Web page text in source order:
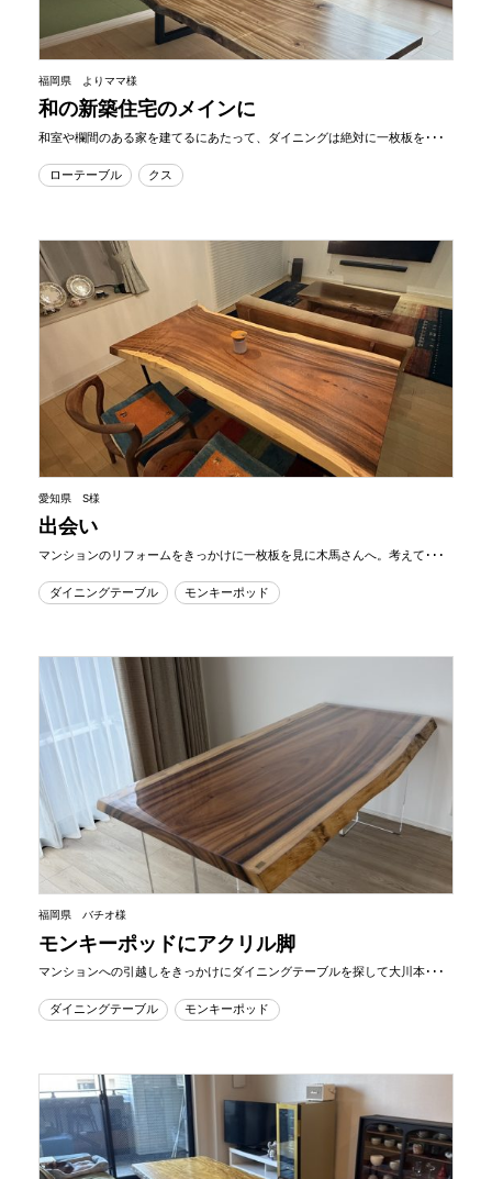
福岡県 よりママ様
和の新築住宅のメインに
和室や欄間のある家を建てるにあたって、ダイニングは絶対に一枚板を･･･
ローテーブル クス
愛知県 S様
出会い
マンションのリフォームをきっかけに一枚板を見に木馬さんへ。考えて･･･
ダイニングテーブル モンキーポッド
福岡県 バチオ様
モンキーポッドにアクリル脚
マンションへの引越しをきっかけにダイニングテーブルを探して大川本･･･
ダイニングテーブル モンキーポッド